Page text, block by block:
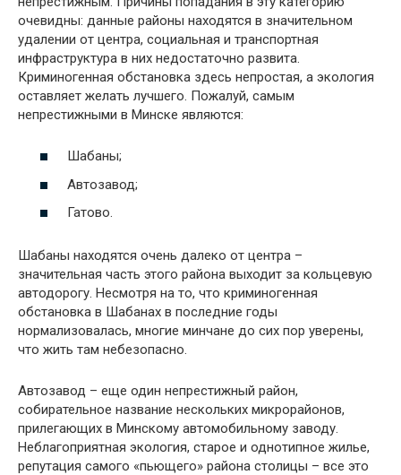
очевидны: данные районы находятся в значительном
удалении от центра, социальная и транспортная
инфраструктура в них недостаточно развита.
Криминогенная обстановка здесь непростая, а экология
оставляет желать лучшего. Пожалуй, самым
непрестижными в Минске являются:
Шабаны;
Автозавод;
Гатово.
Шабаны находятся очень далеко от центра –
значительная часть этого района выходит за кольцевую
автодорогу. Несмотря на то, что криминогенная
обстановка в Шабанах в последние годы
нормализовалась, многие минчане до сих пор уверены,
что жить там небезопасно.
Автозавод – еще один непрестижный район,
собирательное название нескольких микрорайонов,
прилегающих в Минскому автомобильному заводу.
Неблагоприятная экология, старое и однотипное жилье,
репутация самого «пьющего» района столицы – все это